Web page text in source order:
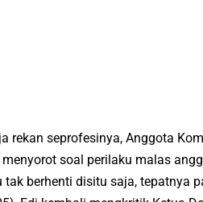
rekan seprofesinya, Anggota
soal perilaku malas
berhenti disitu saja, tepatnya